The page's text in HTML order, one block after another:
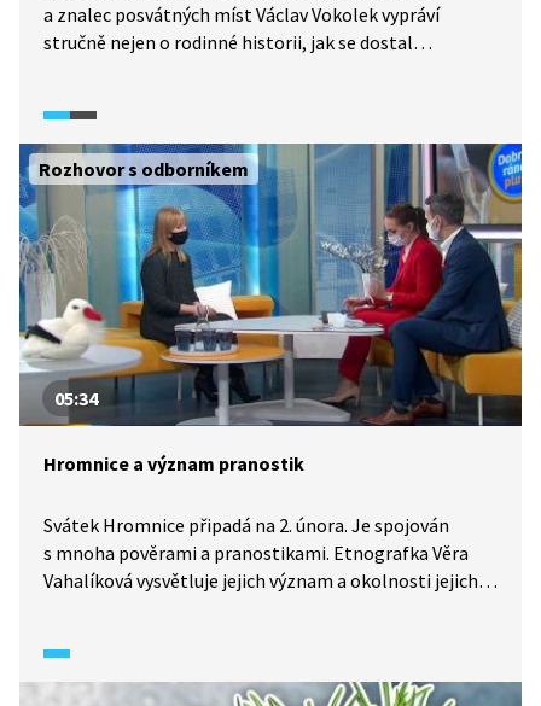
a znalec posvátných míst Václav Vokolek vypráví
stručně nejen o rodinné historii, jak se dostal
Klineckým se snaží (ne)definovat posvátno a uvádí, jak
souvisí s náboženstvím a pověrami.
Rozhovor s odborníkem
05:34
Hromnice a význam pranostik
Svátek Hromnice připadá na 2. února. Je spojován
s mnoha pověrami a pranostikami. Etnografka Věra
Vahalíková vysvětluje jejich význam a okolnosti jejich
v současnosti, neupadá tento svátek v zapomnění?